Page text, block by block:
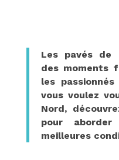
Les pavés de
des moments
les
vous voulez
Nord,
pour
meilleures